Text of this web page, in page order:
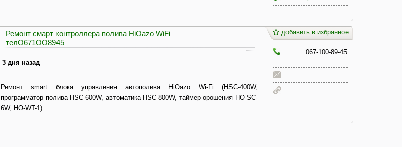
Ремонт смарт контроллера полива HiOazo WiFi
телO671ОO8945
3 дня назад
Ремонт smart блока управления автополива HiOazo Wi-Fi (HSC-400W,
программатор полива HSC-600W, автоматика HSC-800W, таймер орошения HO-SC-
6W, HO-WT-1).
добавить в избранное
067-100-89-45